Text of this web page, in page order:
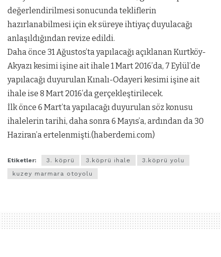
değerlendirilmesi sonucunda tekliflerin
hazırlanabilmesi için ek süreye ihtiyaç duyulacağı
anlaşıldığından revize edildi.
Daha önce 31 Ağustos’ta yapılacağı açıklanan Kurtköy-
Akyazı kesimi işine ait ihale 1 Mart 2016’da, 7 Eylül’de
yapılacağı duyurulan Kınalı-Odayeri kesimi işine ait
ihale ise 8 Mart 2016’da gerçekleştirilecek.
İlk önce 6 Mart’ta yapılacağı duyurulan söz konusu
ihalelerin tarihi, daha sonra 6 Mayıs’a, ardından da 30
Haziran’a ertelenmişti.(haberdemi.com)
Etiketler: 3. köprü 3.köprü ihale
3.köprü yolu
kuzey marmara otoyolu